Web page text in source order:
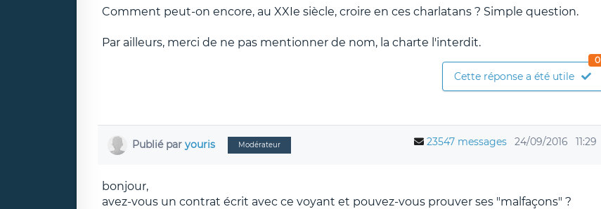
Comment peut-on encore, au XXIe siècle, croire en ces charlatans ? Simple question.
Par ailleurs, merci de ne pas mentionner de nom, la charte l'interdit.
Cette réponse a été utile
0
Publié par youris Modérateur 23547 messages 24/09/2016 11:29
bonjour,
avez-vous un contrat écrit avec ce voyant et pouvez-vous prouver ses "malfaçons" ?